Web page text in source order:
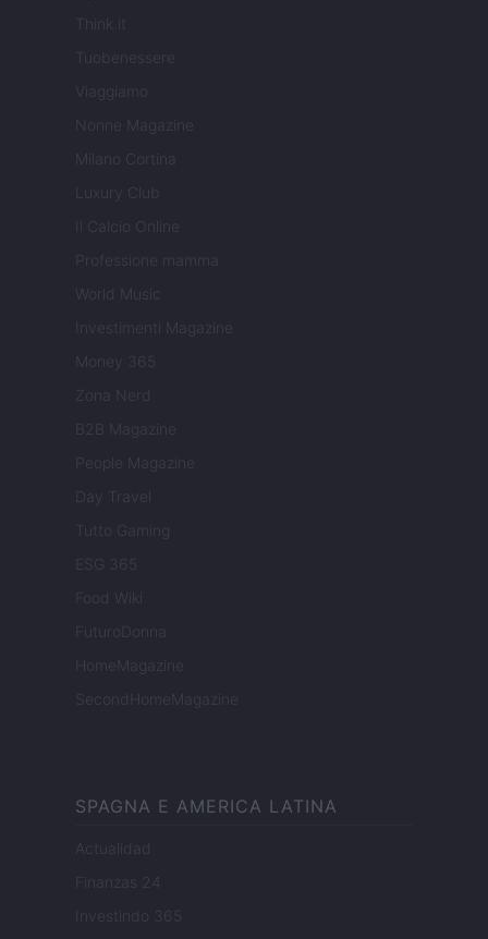
Think.it
Tuobenessere
Viaggiamo
Nonne Magazine
Milano Cortina
Luxury Club
Il Calcio Online
Professione mamma
World Music
Investimenti Magazine
Money 365
Zona Nerd
B2B Magazine
People Magazine
Day Travel
Tutto Gaming
ESG 365
Food Wiki
FuturoDonna
HomeMagazine
SecondHomeMagazine
SPAGNA E AMERICA LATINA
Actualidad
Finanzas 24
Investindo 365